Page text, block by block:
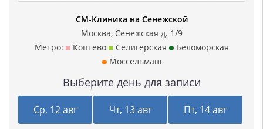
СМ-Клиника на Сенежской
Москва, Сенежская д. 1/9
Метро:
Коптево Селигерская
Беломорская
Моссельмаш
Выберите день для записи
Ср, 12 авг Чт, 13 авг Пт, 14 авг